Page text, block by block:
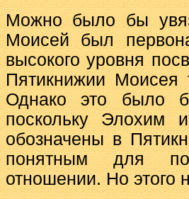
Можно было бы
Моисей был
высокого уровня
Пятикнижии Моисея
Однако это было
поскольку
обозначены в
понятным для
отношении. Но этого